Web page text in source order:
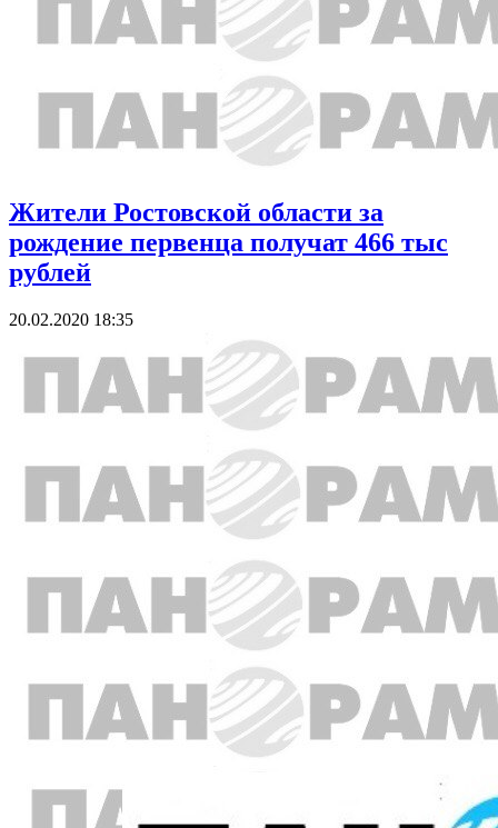
Жители Ростовской области за
рождение первенца получат 466 тыс
рублей
20.02.2020 18:35